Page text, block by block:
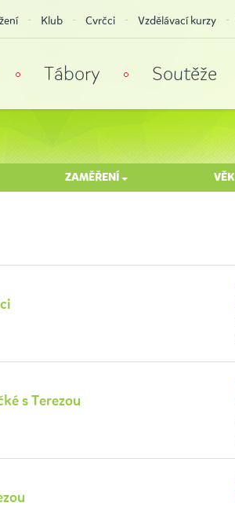
Tábory Soutěže
Klub Cvrčci Vzdělávací kurzy
ZAMĚŘENÍ VĚK
s Terezou